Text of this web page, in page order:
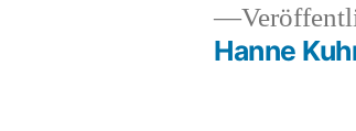
Hanne